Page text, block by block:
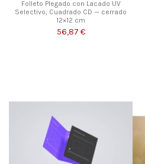
Folleto Plegado con Lacado UV
Selectivo, Cuadrado CD — cerrado
12×12 cm
56,87 €